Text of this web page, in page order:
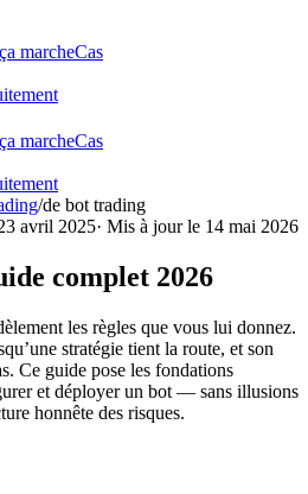
marcheCas
marcheCas
/de bot trading
avril 2025· Mis à jour le 14 mai 2026
complet 2026
les règles que vous lui donnez.
stratégie tient la route, et son
Ce guide pose les fondations
et déployer un bot — sans illusions
honnête des risques.